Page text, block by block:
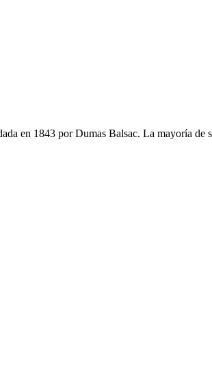
en 1843 por Dumas Balsac. La mayoría de